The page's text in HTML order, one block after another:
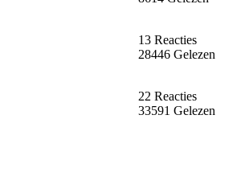
13 Reacties
28446 Gelezen
22 Reacties
33591 Gelezen